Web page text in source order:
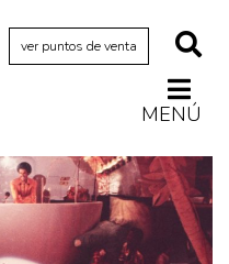
ver puntos de venta
MENÚ